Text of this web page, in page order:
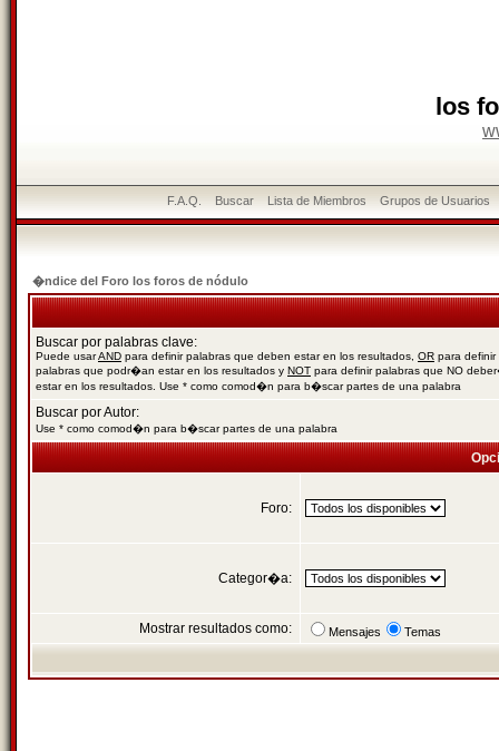
los
F.A.Q. Buscar Lista de Miembros Grupos de Usuarios
�ndice del Foro los foros de nódulo
Buscar por palabras clave:
Puede usarAND para definir palabras que deben estar en los resultados, OR para definir
palabras que podr�an estar en los resultados y NOT para definir palabras que NO
estar en los resultados. Use * como comod�n para b�scar partes de una palabra
Buscar por Autor:
Use * como comod�n para b�scar partes de una palabra
Foro:
Categor�a:
Mostrar resultados como: Mensajes Temas